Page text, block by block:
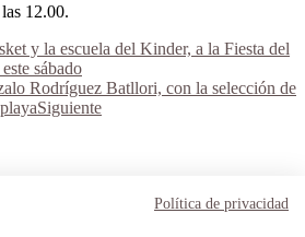
12.00.
y la escuela del Kinder, a la Fiesta del
sábado
Rodríguez Batllori, con la selección de
Siguiente
Política de privacidad